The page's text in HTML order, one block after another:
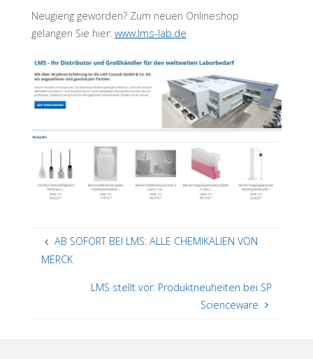
Neugierig geworden? Zum neuen Onlineshop
gelangen Sie hier: www.lms-lab.de
AB SOFORT BEI LMS: ALLE CHEMIKALIEN VON
MERCK
LMS stellt vor: Produktneuheiten bei SP
Scienceware